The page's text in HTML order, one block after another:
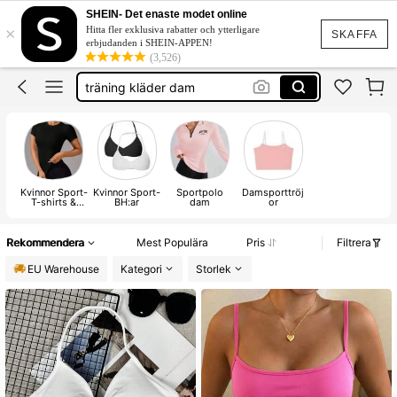
SKAFFA
×
SHEIN- Det enaste modet online
Hitta fler exklusiva rabatter och ytterligare
erbjudanden i SHEIN-APPEN!
(3,526)
sport bh
träningskläder
träning kläder dam
glowmode
sport bh
Kvinnor Sport-
T-shirts &
Kvinnor Sport-
BH:ar
Sportpolo
dam
Damsporttröj
or
Rekommendera Mest Populära Pris
Filtrera
EU Warehouse
Kategori Storlek